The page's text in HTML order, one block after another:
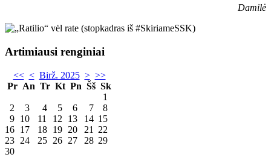
Damilė
Artimiausi renginiai
<< < Birž. 2025 > >>
Pr An Tr Kt Pn Šš Sk
1
2
3 4 5 6 7
8
9 10 11 12 13 14 15
16 17 18 19 20 21
22
23 24 25 26 27 28 29
30